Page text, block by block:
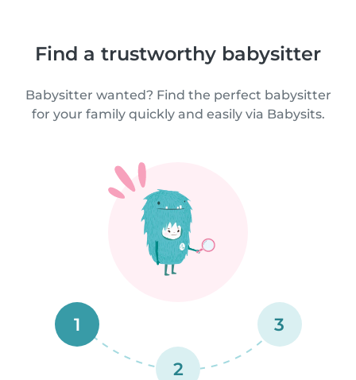
Find a trustworthy babysitter
Babysitter wanted? Find the perfect babysitter
for your family quickly and easily via Babysits.
1
2
3